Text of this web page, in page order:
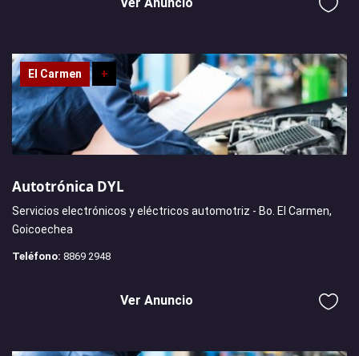
El Carmen +
Autotrónica DYL
Servicios electrónicos y eléctricos automotriz - Bo. El Carmen,
Goicoechea
Teléfono: 8869 2948
Ver Anuncio